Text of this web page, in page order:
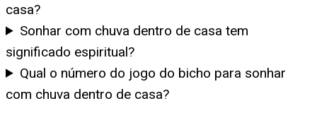
casa?
Sonhar com chuva dentro de casa tem
significado espiritual?
Qual o número do jogo do bicho para sonhar
com chuva dentro de casa?